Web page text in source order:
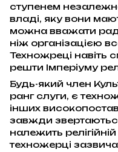
ступенем
владі, яку вони
можна вважати
ніж організацією
Техножреці навіть
решти Імперіуму
Будь-який член
ранг слуги, є
інших
завжди
належить
техножерці